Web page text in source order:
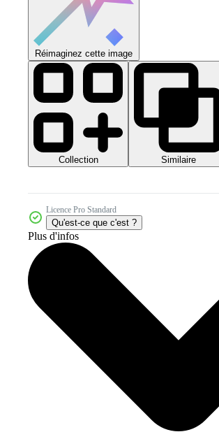
Réimaginez cette image
Collection Similaire
Licence Pro Standard
Qu'est-ce que c'est ?
Plus d'infos